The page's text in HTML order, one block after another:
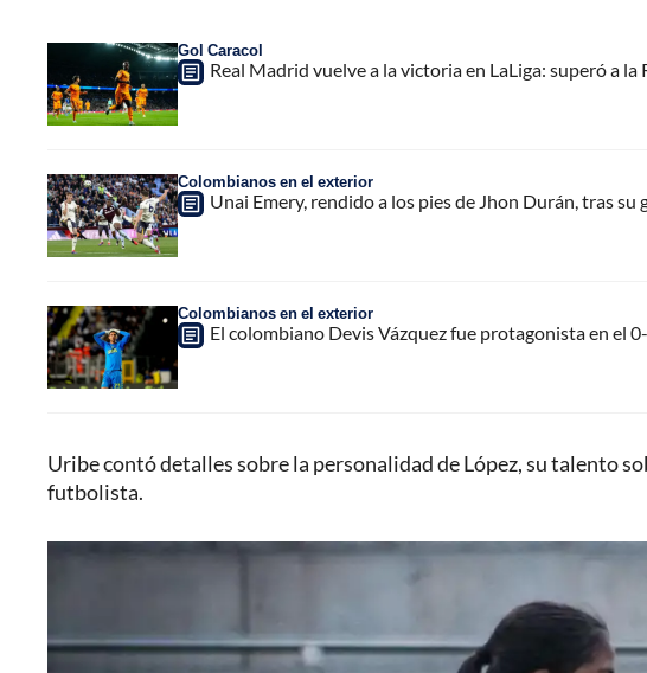
Gol Caracol
Real Madrid vuelve a la victoria en LaLiga: superó a
Colombianos en el exterior
Unai Emery, rendido a los pies de Jhon Durán, tras
Colombianos en el exterior
El colombiano Devis Vázquez fue protagonista en el
Uribe contó detalles sobre la personalidad de López, su talento
futbolista.